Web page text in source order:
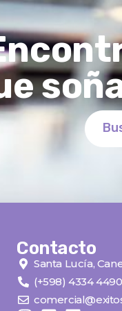
Contacto
Santa Lucía,
(+598) 4334 4490